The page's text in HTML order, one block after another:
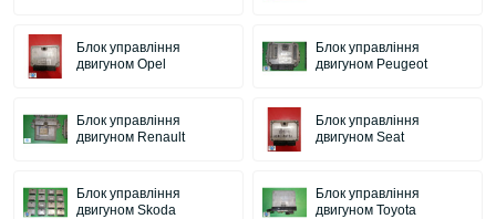
Блок управління
двигуном Opel
Блок управління
двигуном Peugeot
Блок управління
двигуном Renault
Блок управління
двигуном Seat
Блок управління
двигуном Skoda
Блок управління
двигуном Toyota